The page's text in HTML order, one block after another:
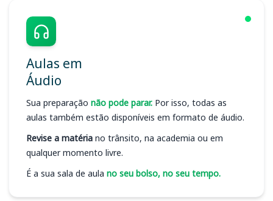
Aulas em
Áudio
Sua preparação não pode parar. Por isso, todas as
aulas também estão disponíveis em formato de áudio.
Revise a matéria no trânsito, na academia ou em
qualquer momento livre.
É a sua sala de aula no seu bolso, no seu tempo.